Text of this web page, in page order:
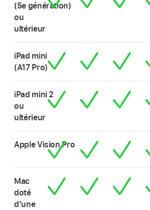
(5e génération)
ou
ultérieur
iPad mini
(A17 Pro)
iPad mini 2
ou
ultérieur
Apple Vision Pro
Mac
doté
d’une